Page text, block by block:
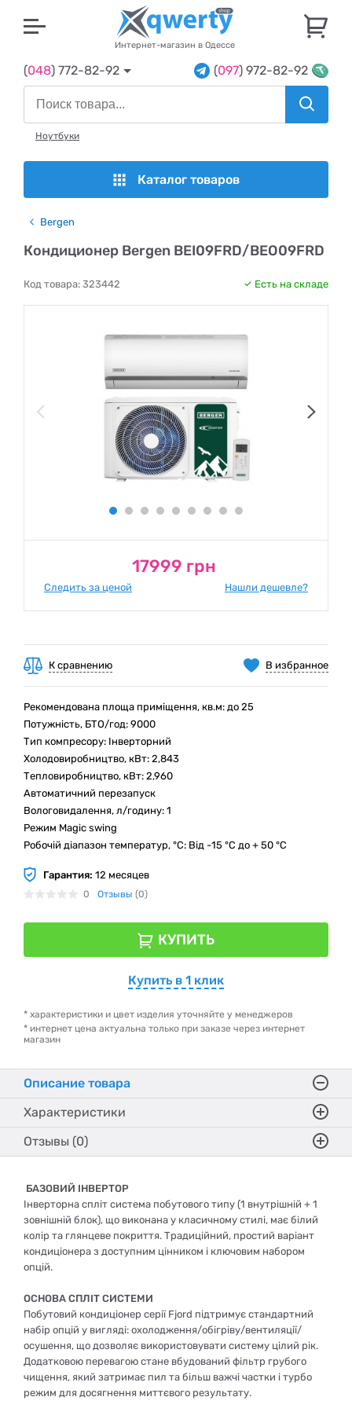
Интернет-магазин в Одессе
(048) 772-82-92 (097) 972-82-92
Ноутбуки
Каталог товаров
Bergen
Кондиционер Bergen BEI09FRD/BEO09FRD
Код товара: 323442 Есть на складе
17999 грн
Следить за ценой Нашли дешевле?
В избранное
К сравнению
Рекомендована площа приміщення, кв.м: до 25
Потужність, БТО/год: 9000
Тип компресору: Інверторний
Холодовиробництво, кВт: 2,843
Тепловиробництво, кВт: 2,960
Автоматичний перезапуск
Вологовидалення, л/годину: 1
Режим Magic swing
Робочій діапазон температур, °С: Від -15 °С до + 50 °С
Гарантия: 12 месяцев
0 Отзывы (0)
КУПИТЬ
Купить в 1 клик
* характеристики и цвет изделия уточняйте у менеджеров
* интернет цена актуальна только при заказе через интернет
магазин
Описание товара
Характеристики
Отзывы (0)
БАЗОВИЙ ІНВЕРТОР
Інверторна спліт система побутового типу (1 внутрішній + 1
зовнішній блок), що виконана у класичному стилі, має білий
колір та глянцеве покриття. Традиційний, простий варіант
кондиціонера з доступним цінником і ключовим набором
опцій.
ОСНОВА СПЛІТ СИСТЕМИ
Побутовий кондиціонер серії Fjord підтримує стандартний
набір опцій у вигляді: охолодження/обігріву/вентиляції/
осушення, що дозволяє використовувати систему цілий рік.
Додатковою перевагою стане вбудований фільтр грубого
чищення, який затримає пил та більш важчі частки і турбо
режим для досягнення миттєвого результату.